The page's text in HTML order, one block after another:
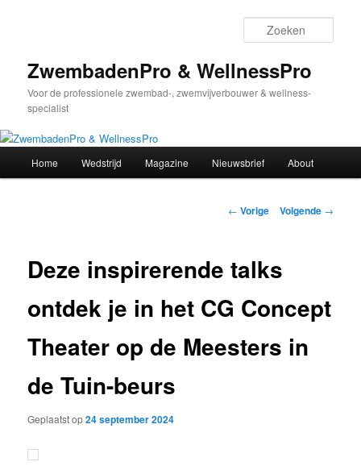
inhoudZwembadenPro & WellnessPro
Voor de professionele zwembad-, zwemvijverbouwer & wellness-
specialist
Home Wedstrijd Magazine Nieuwsbrief About
Bericht
← Vorige Volgende →
Deze inspirerende talks
ontdek je in het CG Concept
Theater op de Meesters in
de Tuin-beurs
Geplaatst op24 september 2024